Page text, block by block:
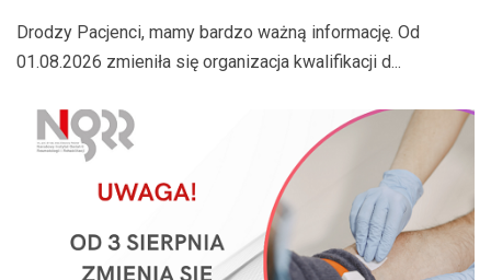
Drodzy Pacjenci, mamy bardzo ważną informację. Od
01.08.2026 zmieniła się organizacja kwalifikacji d...